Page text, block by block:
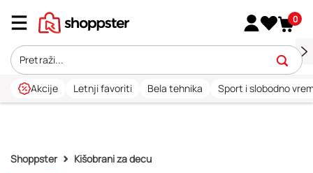
0
Akcije Letnji favoriti Bela tehnika Sport i slobodno
Shoppster
Kišobrani za decu